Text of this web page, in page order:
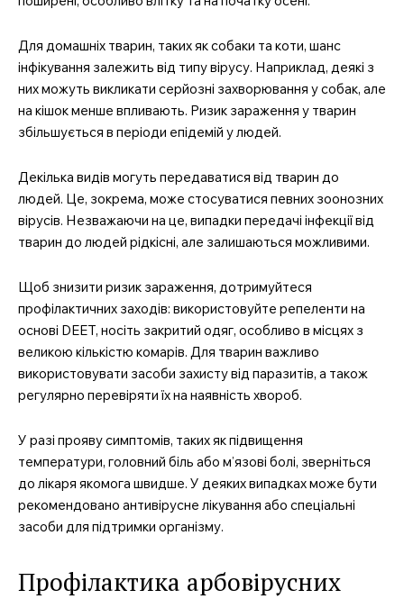
Для домашніх тварин, таких як собаки та коти, шанс
інфікування залежить від типу вірусу. Наприклад, деякі з
них можуть викликати серйозні захворювання у собак, але
на кішок менше впливають. Ризик зараження у тварин
збільшується в періоди епідемій у людей.
Декілька видів могуть передаватися від тварин до
людей. Це, зокрема, може стосуватися певних зоонозних
вірусів. Незважаючи на це, випадки передачі інфекції від
тварин до людей рідкісні, але залишаються можливими.
Щоб знизити ризик зараження, дотримуйтеся
профілактичних заходів: використовуйте репеленти на
основі DEET, носіть закритий одяг, особливо в місцях з
великою кількістю комарів. Для тварин важливо
використовувати засоби захисту від паразитів, а також
регулярно перевіряти їх на наявність хвороб.
У разі прояву симптомів, таких як підвищення
температури, головний біль або м’язові болі, зверніться
до лікаря якомога швидше. У деяких випадках може бути
рекомендовано антивірусне лікування або спеціальні
засоби для підтримки організму.
Профілактика арбовірусних